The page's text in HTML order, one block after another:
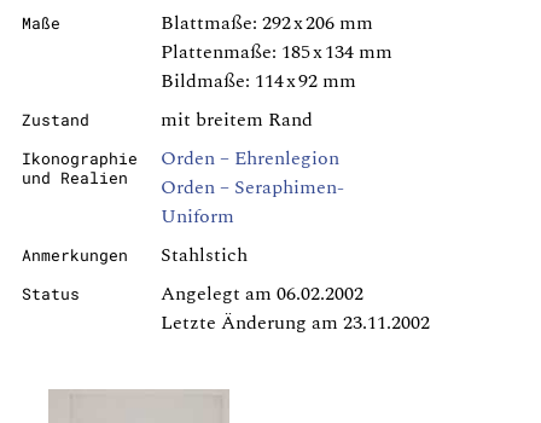
Maße
Blattmaße: 292 x 206 mm
Plattenmaße: 185 x 134 mm
Bildmaße: 114 x 92 mm
Zustand mit breitem Rand
Ikonographie
und Realien
Orden – Ehrenlegion
Orden – Seraphimen-
Uniform
Anmerkungen Stahlstich
Status
Angelegt am 06.02.2002
Letzte Änderung am 23.11.2002